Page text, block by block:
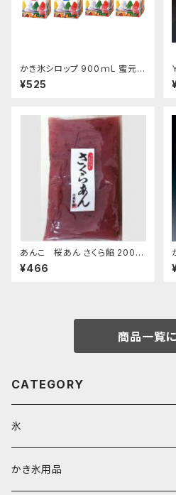
かき氷シロップ 900ｍL 蜜元研
究所製
¥525
あんこ 桜あん さくら餡 200ｇ
老舗 あんこ屋のこだわり餡【ク
リックポスト便】
¥466
カ
商品一覧
CATEGORY
氷
富士天然水の氷
かき氷用品